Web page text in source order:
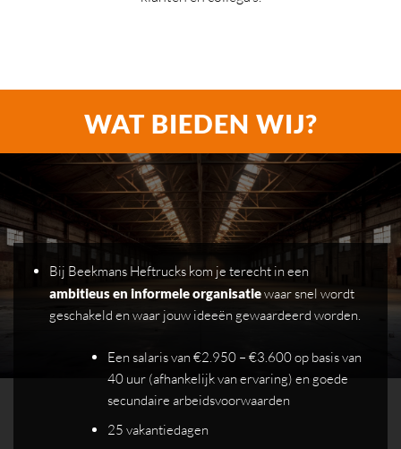
WAT BIEDEN WIJ?
Bij Beekmans Heftrucks kom je terecht in een
ambitieus en informele organisatiewaar snel wordt
geschakeld en waar jouw ideeën gewaardeerd worden.
Een salaris van €2.950 – €3.600 op basis van
40 uur (afhankelijk van ervaring) en goede
secundaire arbeidsvoorwaarden
25 vakantiedagen